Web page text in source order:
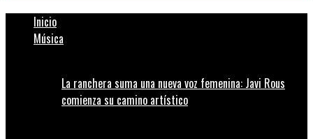
Inicio
Música
La ranchera suma una nueva voz femenina: Javi Rous
comienza su camino artístico